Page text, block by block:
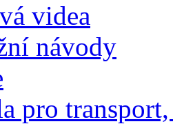
videa
návody
pro